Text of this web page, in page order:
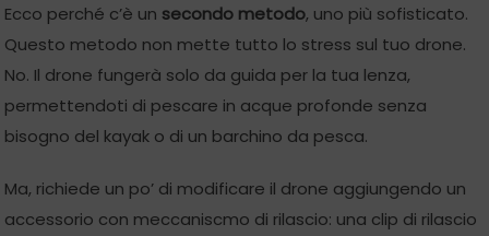
Ecco perché c’è un secondo metodo, uno più sofisticato.
Questo metodo non mette tutto lo stress sul tuo drone.
No. Il drone fungerà solo da guida per la tua lenza,
permettendoti di pescare in acque profonde senza
bisogno del kayak o di un barchino da pesca.
Ma, richiede un po’ di modificare il drone aggiungendo un
accessorio con meccaniscmo di rilascio: una clip di rilascio